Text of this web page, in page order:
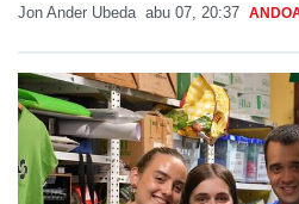
Jon Ander Ubeda abu 07, 20:37